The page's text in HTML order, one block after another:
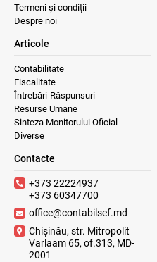
Termeni și condiții
Despre noi
Articole
Contabilitate
Fiscalitate
Întrebări-Răspunsuri
Resurse Umane
Sinteza Monitorului Oficial
Diverse
Contacte
+373 22224937
+373 60347700
office@contabilsef.md
Chișinău, str. Mitropolit
Varlaam 65, of.313, MD-
2001